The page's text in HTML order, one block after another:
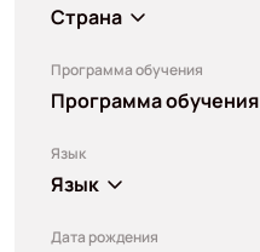
Страна
Программа обучения
Программа обучения
Язык
Язык
Дата рождения